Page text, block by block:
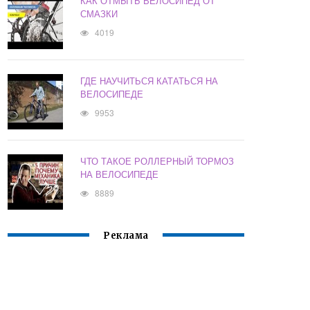
СМАЗКИ
4019
ГДЕ НАУЧИТЬСЯ КАТАТЬСЯ НА
ВЕЛОСИПЕДЕ
9953
ЧТО ТАКОЕ РОЛЛЕРНЫЙ ТОРМОЗ
НА ВЕЛОСИПЕДЕ
8889
Реклама